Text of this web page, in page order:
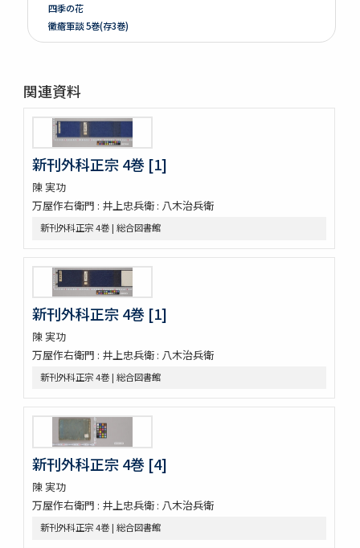
四季の花
黴瘡軍談 5巻(存3巻)
煮藥漫抄 2巻
北女閭起原 3巻
さんてう記ときのたいこ
さんてう記ときのたいこ
疱瘡絵
繪本子供あそひ
映間紀聞
有馬山温泉由来 . 下野國安蘇郡赤岩庚申山記
野州鹽原温泉真圖
下野國塩谷郡塩原温泉之圖
新吉原三芝居附長吏根元由緒書
江戸三芝居并新吉原由緒書
周憲王救荒本草 14巻
本艸序例
順抄伊呂波寄
新添脩治纂要 5巻
本草和名抜書
本草和名字類
就正大和本艸抜萃
本草綱目譯説 52巻(存4巻)
本草
太平和劑圖經本草藥性緫論
蘭法口傳明細書
醫史 10巻
関連資料
新刊外科正宗 4巻 [1]
陳 実功
万屋作右衛門 : 井上忠兵衛 : 八木治兵衛
新刊外科正宗 4巻 | 総合図書館
新刊外科正宗 4巻 [1]
陳 実功
万屋作右衛門 : 井上忠兵衛 : 八木治兵衛
新刊外科正宗 4巻 | 総合図書館
新刊外科正宗 4巻 [4]
陳 実功
万屋作右衛門 : 井上忠兵衛 : 八木治兵衛
新刊外科正宗 4巻 | 総合図書館